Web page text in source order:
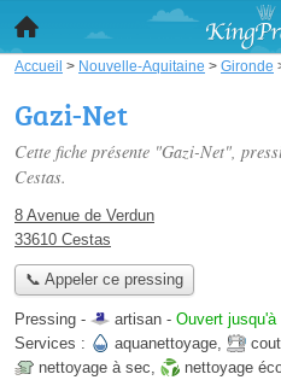
Accueil > Nouvelle-Aquitaine > Gironde
Gazi-Net
Cette fiche présente "Gazi-Net",
Cestas.
8 Avenue de Verdun
33610 Cestas
📞 Appeler ce pressing
Pressing - artisan - Ouvert jusqu'à
Services :
aquanettoyage,
nettoyage à sec, nettoyage